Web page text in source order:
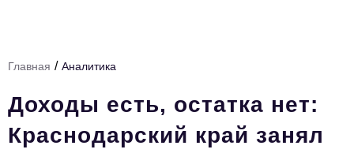
Цитаты
Аналитика
Главная / Аналитика
Доходы есть, остатка нет:
Краснодарский край занял